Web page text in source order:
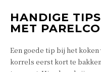
HANDIGE
MET
Een goede tip bij het
korrels eerst kort te